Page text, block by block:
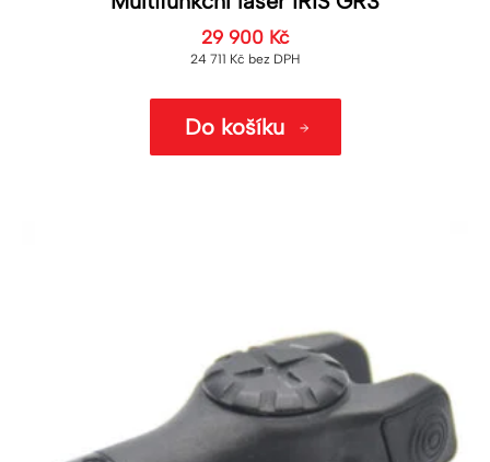
29 900 Kč
24 711 Kč bez DPH
Do košíku